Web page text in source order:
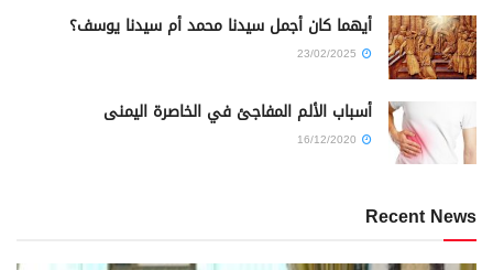
أيهما كان أجمل سيدنا محمد أم سيدنا يوسف؟
أسباب الألم المفاجئ في الخاصرة اليمنى
Recent News